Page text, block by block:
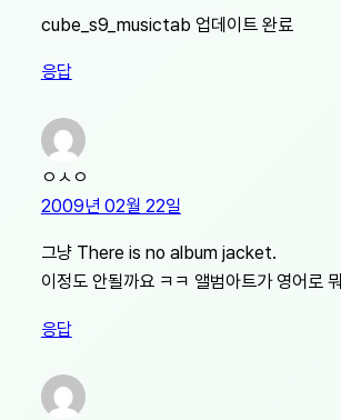
cube_s9_musictab 업데이트 완료
응답
ㅇㅅㅇ
2009년 02월 22일
그냥 There is no album jacket.
이정도 안될까요 ㅋㅋ 앨범아트가 영어로
응답